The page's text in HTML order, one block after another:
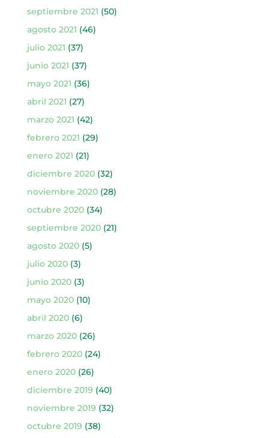
septiembre 2021 (50)
agosto 2021 (46)
julio 2021 (37)
junio 2021 (37)
mayo 2021 (36)
abril 2021 (27)
marzo 2021 (42)
febrero 2021 (29)
enero 2021 (21)
diciembre 2020(32)
noviembre 2020(28)
octubre 2020(34)
septiembre 2020(21)
agosto 2020(5)
julio 2020(3)
junio 2020(3)
mayo 2020(10)
abril 2020(6)
marzo 2020(26)
febrero 2020(24)
enero 2020(26)
diciembre 2019 (40)
noviembre 2019 (32)
octubre 2019 (38)